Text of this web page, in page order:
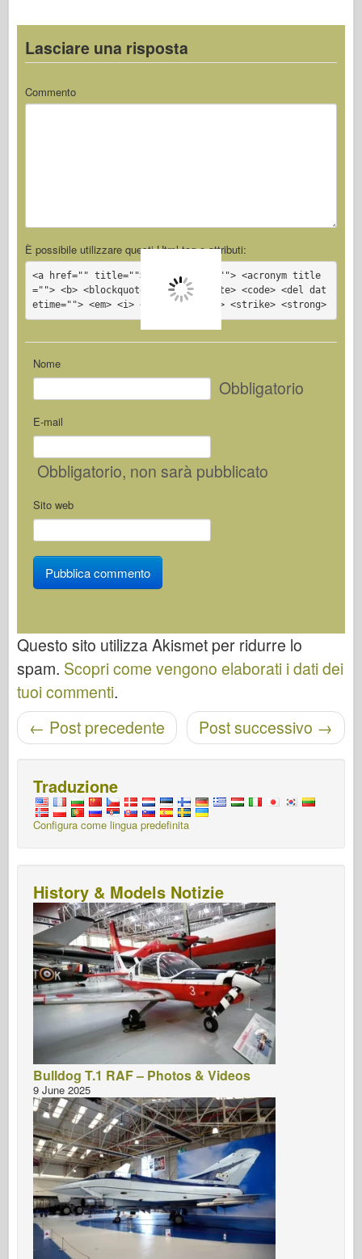
Lasciare una risposta
Commento
È possibile utilizzare questiHtmltag e attributi:
<a href="" title=""> <abbr title=""> <acronym title
=""> <b> <blockquote cite=""> <cite> <code> <del dat
etime=""> <em> <i> <q cite=""> <s> <strike> <strong>
Nome
Obbligatorio
E-mail
Obbligatorio, non sarà pubblicato
Sito web
Questo sito utilizza Akismet per ridurre lo
spam. Scopri come vengono elaborati i dati dei
tuoi commenti.
Navigazione post Post successivo →
← Post precedente
Traduzione
Configura come lingua predefinita
History & Models Notizie
Bulldog T.1 RAF – Photos & Videos
9 June 2025